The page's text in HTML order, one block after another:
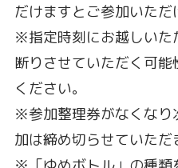
だけますとご参加いただ
※指定時刻にお越しいた
断りさせていただく可
ください。
※参加整理券がなくなり
加は締め切らせていただ